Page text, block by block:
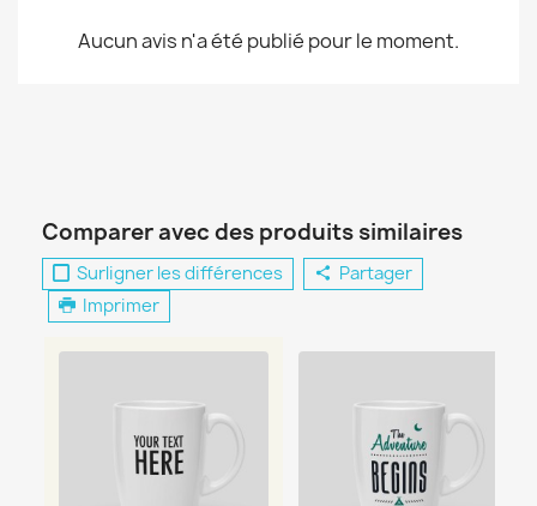
Aucun avis n'a été publié pour le moment.
Comparer avec des produits similaires
Surligner les différences
Partager
Imprimer